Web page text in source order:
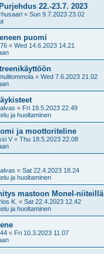
22.-23.7. 2023
« Sun 9.7.2023 23.02
puomi
« Wed 14.6.2023 14.21
« Wed 7.6.2023 21.02
« Fri 19.5.2023 22.49
ja huoltaminen
ja moottoriteline
V « Thu 18.5.2023 22.08
« Sat 22.4.2023 18.24
ja huoltaminen
mastoon Monel-niiteillä
K. « Sat 22.4.2023 12.42
ja huoltaminen
« Fri 10.3.2023 11.07